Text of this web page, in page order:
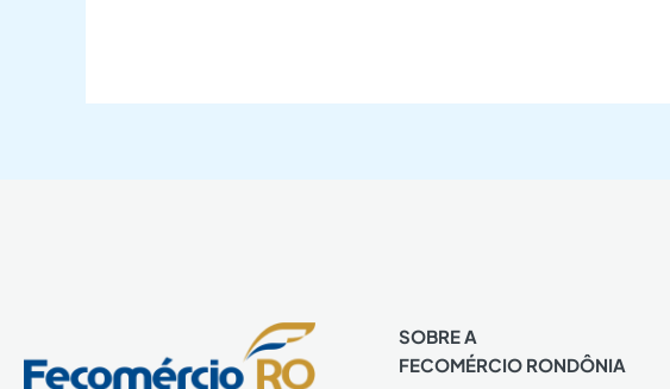
SOBRE A
FECOMÉRCIO RONDÔNIA